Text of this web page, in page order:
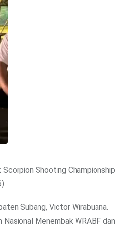
Shooting Championship
Subang, Victor Wirabuana.
Menembak WRABF dan